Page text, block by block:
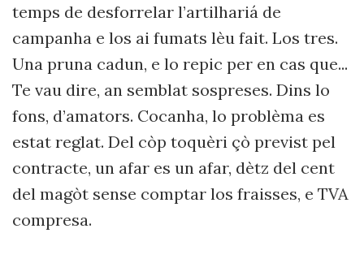
temps de desforrelar l’artilhariá de
campanha e los ai fumats lèu fait. Los tres.
Una pruna cadun, e lo repic per en cas que...
Te vau dire, an semblat sospreses. Dins lo
fons, d’amators. Cocanha, lo problèma es
estat reglat. Del còp toquèri çò previst pel
contracte, un afar es un afar, dètz del cent
del magòt sense comptar los fraisses, e TVA
compresa.